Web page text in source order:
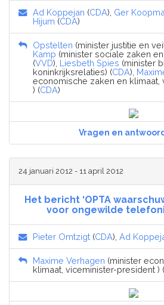
Ad Koppejan (CDA), Ger
Hijum (CDA)
Opstelten (minister justitie en
Kamp (minister sociale zaken
(VVD), Liesbeth Spies (minister
koninkrijksrelaties) (CDA),
economische zaken en klimaat,
) (CDA)
Vragen en
24 januari 2012 - 11 april 2012
Het bericht ‘OPTA
voor ongewilde
Pieter Omtzigt (CDA), Ad
Maxime Verhagen (minister
klimaat, viceminister-president ) (